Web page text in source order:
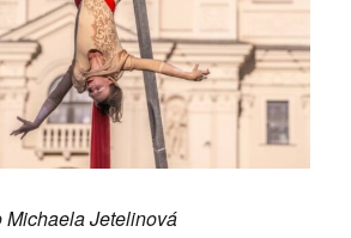
Michaela Jetelinová